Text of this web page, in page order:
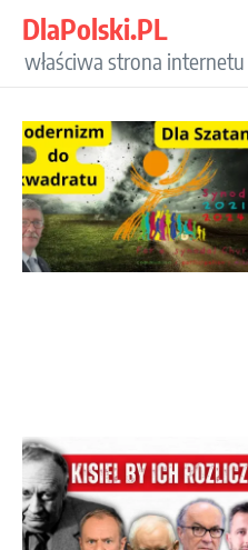
DlaPolski.PL
właściwa strona internetu